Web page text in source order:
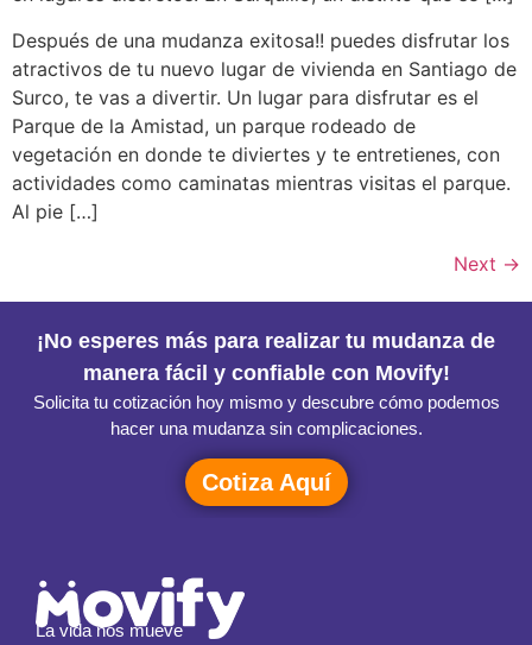
Después de una mudanza exitosa!! puedes disfrutar los
atractivos de tu nuevo lugar de vivienda en Santiago de
Surco, te vas a divertir. Un lugar para disfrutar es el
Parque de la Amistad, un parque rodeado de
vegetación en donde te diviertes y te entretienes, con
actividades como caminatas mientras visitas el parque.
Al pie […]
Next →
¡No esperes más para realizar tu mudanza de
manera fácil y confiable con Movify!
Solicita tu cotización hoy mismo y descubre cómo podemos
hacer una mudanza sin complicaciones.
Cotiza Aquí
La vida nos mueve